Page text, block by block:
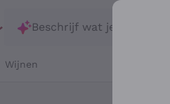
Beschrijf wat je zoekt
Wijnen